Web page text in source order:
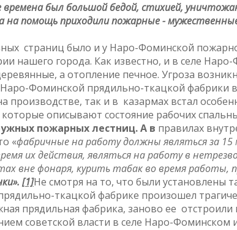
времена был большой бедой, стихией,
на помощь приходили пожарные -
страниц было и у Наро-Фоминской
нашего города. Как известно, и в селе
а отопление печное. Угроза
Фоминской прядильно-ткацкой фабрики
производстве, так и в казармах встал
описывают состояние рабочих
пожарных лестниц. А в правилах
«фабричные на работу должны являться за
их действия, являться на работу в
вне фонаря, курить табак во время работы,
[1]Не смотря на то, что были установлены
ткацкой фабрике произошел
прядильная фабрика, заново ее отстроили
советской власти в селе Наро-